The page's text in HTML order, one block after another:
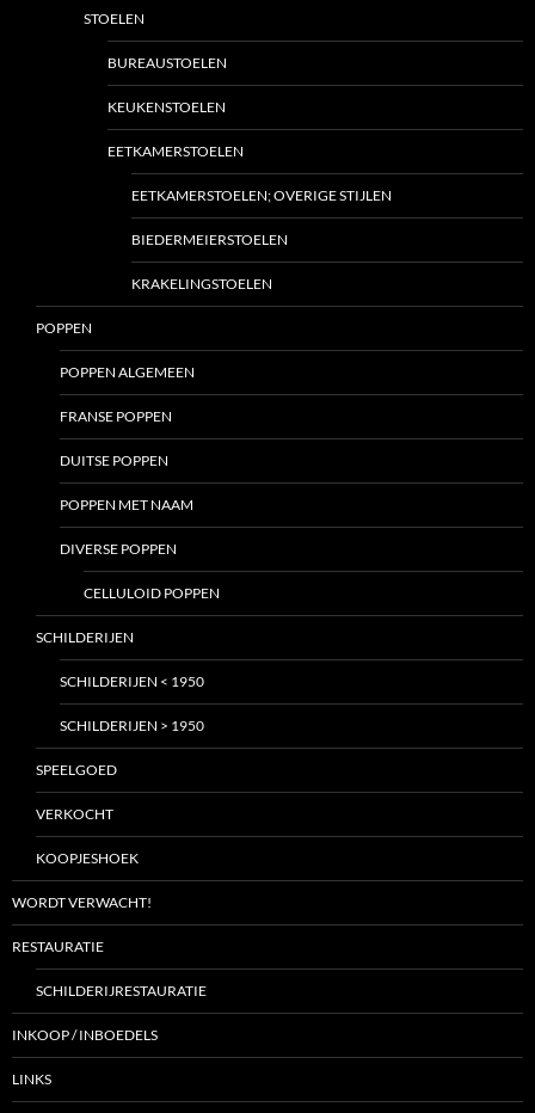
STOELEN
BUREAUSTOELEN
KEUKENSTOELEN
EETKAMERSTOELEN
EETKAMERSTOELEN; OVERIGE STIJLEN
BIEDERMEIERSTOELEN
KRAKELINGSTOELEN
POPPEN
POPPEN ALGEMEEN
FRANSE POPPEN
DUITSE POPPEN
POPPEN MET NAAM
DIVERSE POPPEN
CELLULOID POPPEN
SCHILDERIJEN
SCHILDERIJEN < 1950
SCHILDERIJEN > 1950
SPEELGOED
VERKOCHT
KOOPJESHOEK
WORDT VERWACHT!
RESTAURATIE
SCHILDERIJRESTAURATIE
INKOOP / INBOEDELS
LINKS